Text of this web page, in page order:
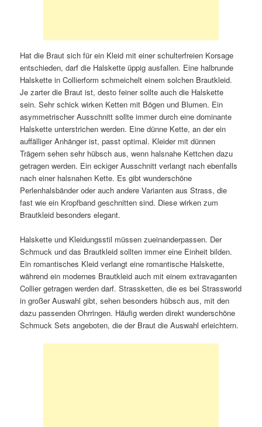
Hat die Braut sich für ein Kleid mit einer schulterfreien Korsage
entschieden, darf die Halskette üppig ausfallen. Eine halbrunde
Halskette in Collierform schmeichelt einem solchen Brautkleid.
Je zarter die Braut ist, desto feiner sollte auch die Halskette
sein. Sehr schick wirken Ketten mit Bögen und Blumen. Ein
asymmetrischer Ausschnitt sollte immer durch eine dominante
Halskette unterstrichen werden. Eine dünne Kette, an der ein
auffälliger Anhänger ist, passt optimal. Kleider mit dünnen
Trägern sehen sehr hübsch aus, wenn halsnahe Kettchen dazu
getragen werden. Ein eckiger Ausschnitt verlangt nach ebenfalls
nach einer halsnahen Kette. Es gibt wunderschöne
Perlenhalsbänder oder auch andere Varianten aus Strass, die
fast wie ein Kropfband geschnitten sind. Diese wirken zum
Brautkleid besonders elegant.
Halskette und Kleidungsstil müssen zueinanderpassen. Der
Schmuck und das Brautkleid sollten immer eine Einheit bilden.
Ein romantisches Kleid verlangt eine romantische Halskette,
während ein modernes Brautkleid auch mit einem extravaganten
Collier getragen werden darf. Strassketten, die es bei Strassworld
in großer Auswahl gibt, sehen besonders hübsch aus, mit den
dazu passenden Ohrringen. Häufig werden direkt wunderschöne
Schmuck Sets angeboten, die der Braut die Auswahl erleichtern.